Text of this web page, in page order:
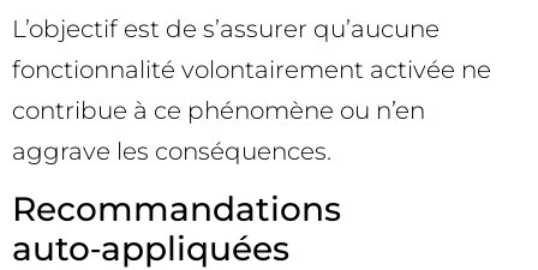
L’objectif est de s’assurer qu’aucune
fonctionnalité volontairement activée ne
contribue à ce phénomène ou n’en
aggrave les conséquences.
Recommandations
auto‑appliquées